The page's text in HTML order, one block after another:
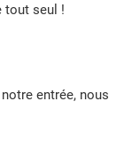
tout seul !
entrée, nous